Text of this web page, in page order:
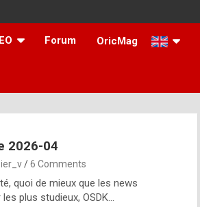
Forum OricMag
2026-04
6 Comments
quoi de mieux que les news
plus studieux, OSDK…